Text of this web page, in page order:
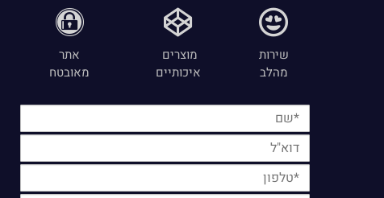
שירות
מהלב
מוצרים
איכותיים
אתר
מאובטח